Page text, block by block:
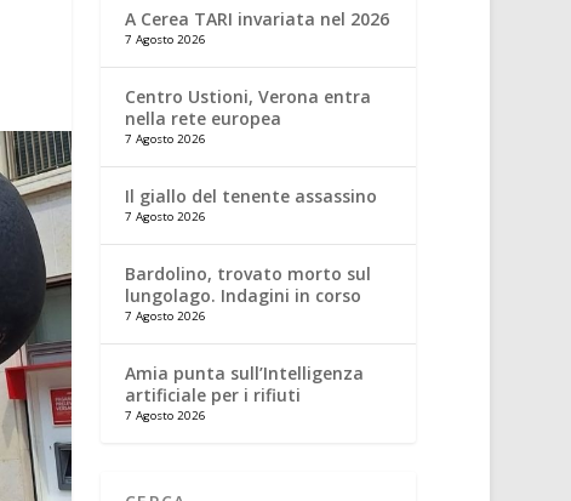
A Cerea TARI invariata nel 2026
7 Agosto 2026
Centro Ustioni, Verona entra
nella rete europea
7 Agosto 2026
Il giallo del tenente assassino
7 Agosto 2026
Bardolino, trovato morto sul
lungolago. Indagini in corso
7 Agosto 2026
Amia punta sull’Intelligenza
artificiale per i rifiuti
7 Agosto 2026